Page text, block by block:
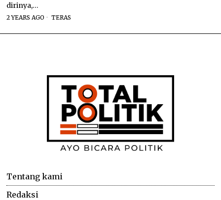
dirinya,…
2 YEARS AGO TERAS
Tentang kami
Redaksi